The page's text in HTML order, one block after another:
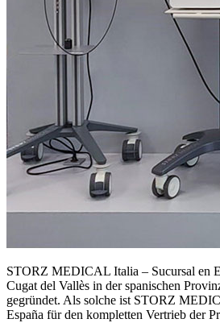
STORZ MEDICAL Italia – Sucursal en
Cugat del Vallès in der spanischen
gegründet. Als solche ist STORZ
España für den kompletten Vertrieb der